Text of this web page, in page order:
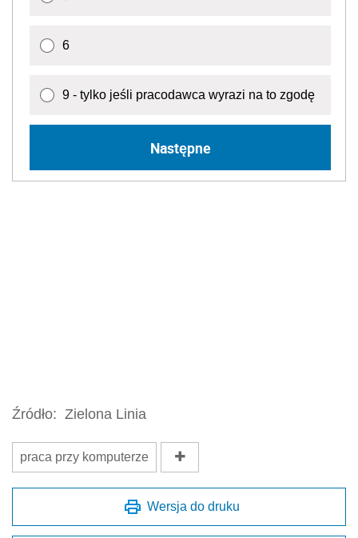
6
9 - tylko jeśli pracodawca wyrazi na to zgodę
Następne
Źródło: Zielona Linia
praca przy komputerze
Wersja do druku